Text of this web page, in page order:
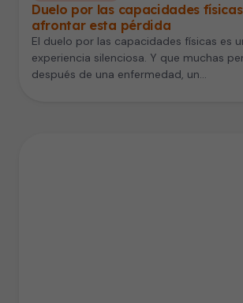
Duelo por las capacidades
afrontar esta pérdida
El duelo por las capacidades físicas es
experiencia silenciosa. Y que muchas
después de una enfermedad, un…